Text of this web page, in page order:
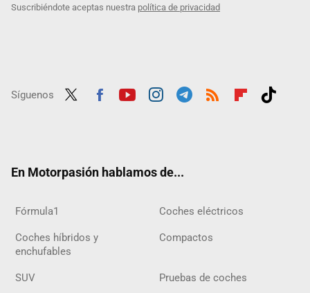
Suscribiéndote aceptas nuestra política de privacidad
Síguenos
En Motorpasión hablamos de...
Fórmula1 Coches eléctricos
Coches híbridos y
enchufables
Compactos
SUV Pruebas de coches